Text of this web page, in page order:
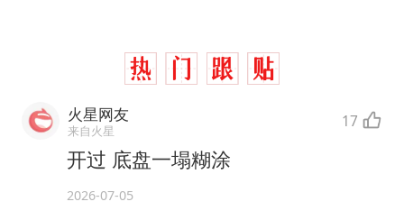
火星网友
来自火星 17
开过 底盘一塌糊涂
2026-07-05